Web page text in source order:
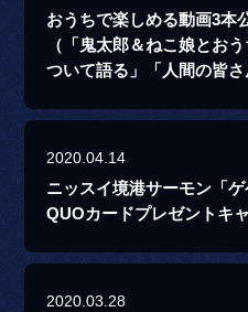
おうちで楽しめる動画3本
（「鬼太郎＆ねこ娘とお
ついて語る」「人間の皆さ
2020.04.14
ニッスイ境港サーモン「
QUOカードプレゼントキ
2020.03.28